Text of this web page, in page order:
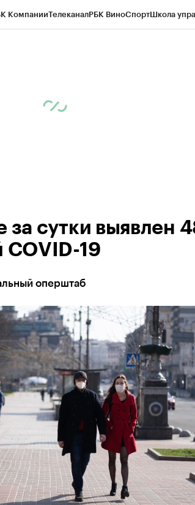
КомпанииТелеканалРБК ВиноСпортШкола
за сутки выявлен
COVID-19
оперштаб